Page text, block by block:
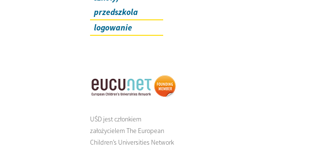
przedszkola
logowanie
UŚD jest członkiem
założycielem The European
Children’s Universities Network